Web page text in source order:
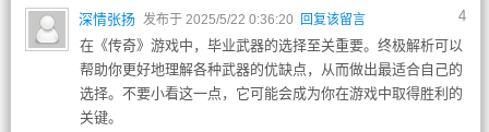
4
深情张扬 发布于 2025/5/22 0:36:20 回复该留言
在《传奇》游戏中，毕业武器的选择至关重要。终极解析可以
帮助你更好地理解各种武器的优缺点，从而做出最适合自己的
选择。不要小看这一点，它可能会成为你在游戏中取得胜利的
关键。